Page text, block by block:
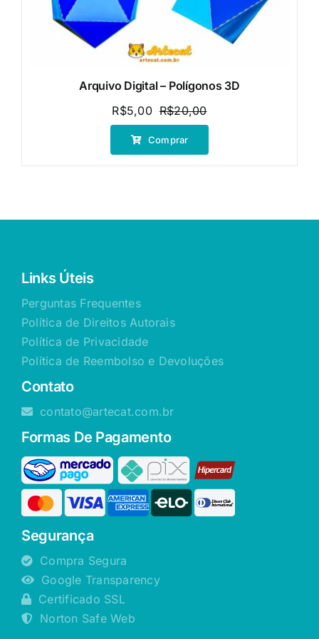
Arquivo Digital – Polígonos 3D
R$20,00O
preço
era:
R$5,00
O
preço
é:
Comprar
Links Úteis
Perguntas Frequentes
Política de Direitos Autorais
Política de Privacidade
Política de Reembolso e Devoluções
Contato
contato@artecat.com.br
Formas De Pagamento
Segurança
Compra Segura
Google Transparency
Certificado SSL
Norton Safe Web